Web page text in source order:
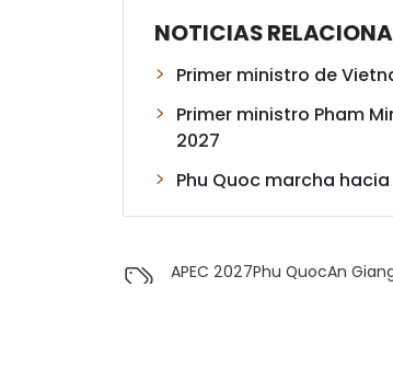
NOTICIAS
Primer ministro de
Primer ministro Pham
2027
Phu Quoc marcha
APEC 2027Phu QuocAn